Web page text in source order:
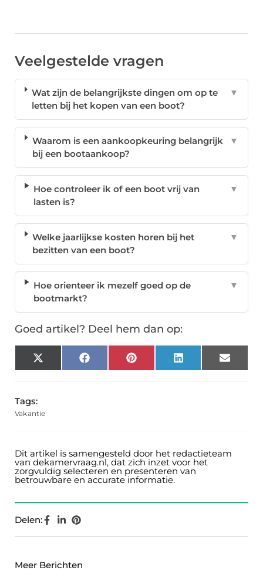
Veelgestelde vragen
Wat zijn de belangrijkste dingen om op te
letten bij het kopen van een boot?
▼
Waarom is een aankoopkeuring belangrijk
bij een bootaankoop?
▼
Hoe controleer ik of een boot vrij van
lasten is?
▼
Welke jaarlijkse kosten horen bij het
bezitten van een boot?
▼
Hoe orienteer ik mezelf goed op de
bootmarkt?
▼
Goed artikel? Deel hem dan op:
X
(Twitter)
FacebookPinterest LinkedIn Email
Tags:
Vakantie
Dit artikel is samengesteld door het redactieteam
van dekamervraag.nl, dat zich inzet voor het
zorgvuldig selecteren en presenteren van
betrouwbare en accurate informatie.
Delen:
Meer Berichten